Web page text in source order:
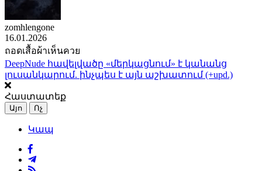
zomhlengone
16.01.2026
ถอดเสื้อผ้าเห็นควย
DeepNude հավելվածը «մերկացնում» է կանանց
լուսանկարում. ինչպես է այն աշխատում (+upd.)
Հաստատեք
Այո Ոչ
Կապ